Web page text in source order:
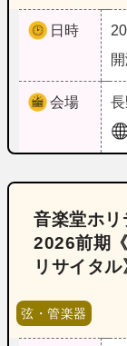
日時
会場
音楽堂ホリ
2026前期
リサイタル
弦・管楽器